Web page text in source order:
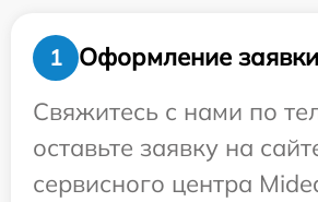
1
Оформление заявки
Свяжитесь с нами по
оставьте заявку на
сервисного центра